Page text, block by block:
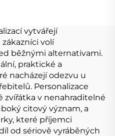
vytvářejí
volí
běžnými alternativami.
praktické a
nacházejí odezvu u
Personalizace
zvířátka v nenahraditelné
citový význam, a
které příjemci
od sériově vyráběných